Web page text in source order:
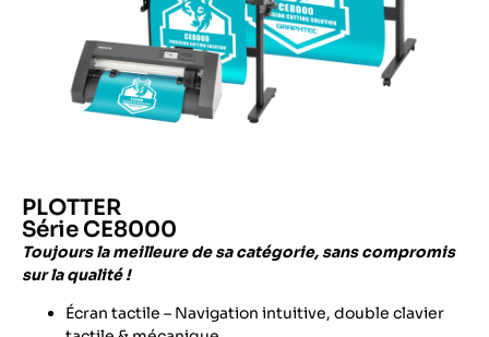
PLOTTER
Série CE8000
Toujours la meilleure de sa catégorie, sans compromis
sur la qualité !
Écran tactile – Navigation intuitive, double clavier